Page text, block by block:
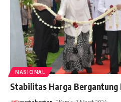
NASIONAL
Stabilitas Harga